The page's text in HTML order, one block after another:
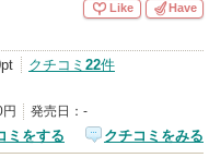
Like Have
クチコミ 22件
発売日：-
ミをする クチコミをみる